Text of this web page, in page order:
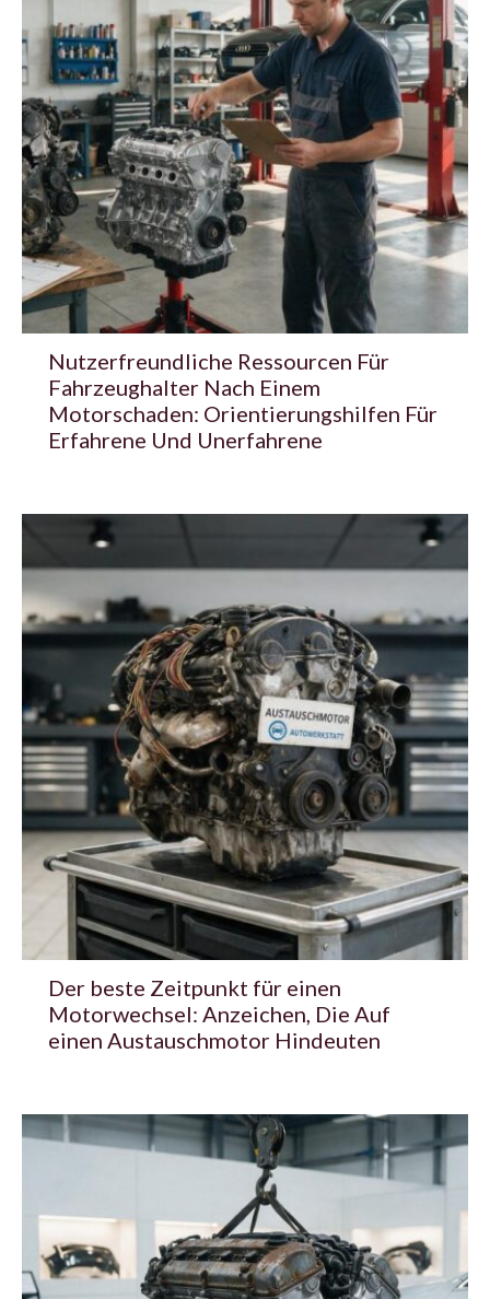
Nutzerfreundliche Ressourcen Für
Fahrzeughalter Nach Einem
Motorschaden: Orientierungshilfen Für
Erfahrene Und Unerfahrene
Der beste Zeitpunkt für einen
Motorwechsel: Anzeichen, Die Auf
einen Austauschmotor Hindeuten